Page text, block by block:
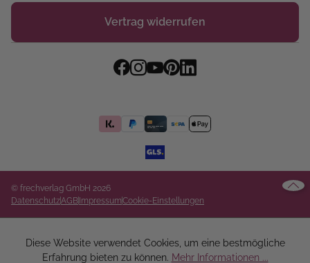
Vertrag widerrufen
© frechverlag GmbH 2026
DatenschutzAGBImpressumCookie-Einstellungen
Diese Website verwendet Cookies, um eine bestmögliche
Erfahrung bieten zu können. Mehr Informationen ...